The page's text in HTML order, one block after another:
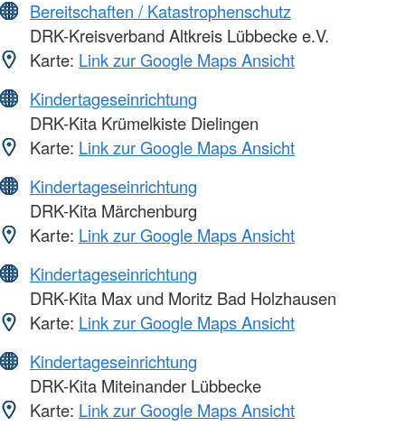
Bereitschaften / Katastrophenschutz
DRK-Kreisverband Altkreis Lübbecke e.V.
Karte: Link zur Google Maps Ansicht
Kindertageseinrichtung
DRK-Kita Krümelkiste Dielingen
Karte: Link zur Google Maps Ansicht
Kindertageseinrichtung
DRK-Kita Märchenburg
Karte: Link zur Google Maps Ansicht
Kindertageseinrichtung
DRK-Kita Max und Moritz Bad Holzhausen
Karte: Link zur Google Maps Ansicht
Kindertageseinrichtung
DRK-Kita Miteinander Lübbecke
Karte: Link zur Google Maps Ansicht